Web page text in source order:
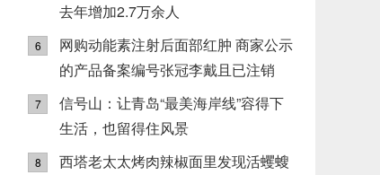
去年增加2.7万余人
6
网购动能素注射后面部红肿 商家公示
的产品备案编号张冠李戴且已注销
7
信号山：让青岛“最美海岸线”容得下
生活，也留得住风景
8
西塔老太太烤肉辣椒面里发现活蠼螋